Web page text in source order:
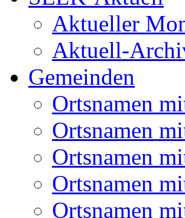
Aktueller
Aktuell-
Gemeinden
Ortsnamen
Ortsnamen
Ortsnamen
Ortsnamen
Ortsnamen